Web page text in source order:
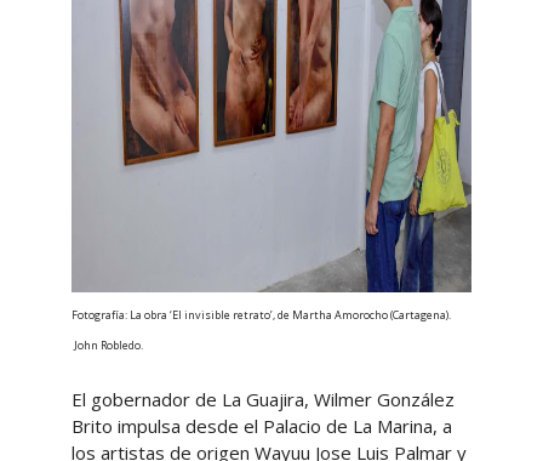
Fotografía: La obra ‘El invisible retrato’, de Martha Amorocho (Cartagena).
John Robledo.
El gobernador de La Guajira, Wilmer González
Brito impulsa desde el Palacio de La Marina, a
los artistas de origen Wayuu Jose Luis Palmar y